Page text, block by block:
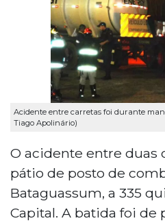
Acidente entre carretas foi durante
Tiago Apolinário)
O acidente entre duas
pátio de posto de
Bataguassum, a 335
Capital. A batida foi de